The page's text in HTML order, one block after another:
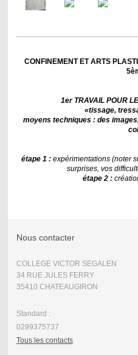
CONFINEMENT ET ARTS
1er TRAVAIL POUR
«tissage,
moyens techniques : des
étape 1 : expérimentations (noter
surprises, vos
étape 2 :
Nous contacter
COLLEGE VICTOR SEGALEN
34 RUE JULES FERRY
35410 CHATEAUGIRON
Standard :
0299375737
Tous les contacts